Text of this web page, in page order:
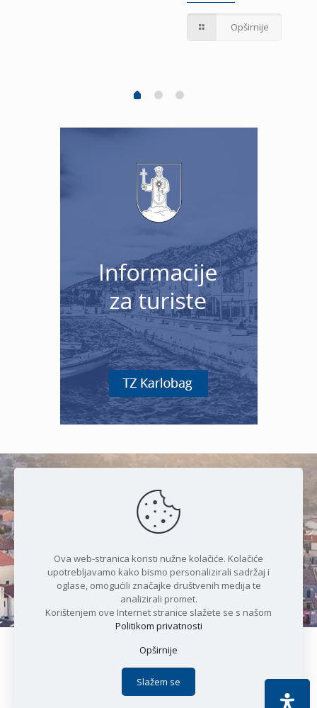
Opširnije
Čudesan spoj kristalnog mora i
prirode
Copyright © 2021 Općina Karlobag | Sva prava pridržana |
Politika privatnosti
Apoc IT
Ova web-stranica koristi nužne kolačiće. Kolačiće
upotrebljavamo kako bismo personalizirali sadržaj i
oglase, omogućili značajke društvenih medija te
analizirali promet.
Korištenjem ove Internet stranice slažete se s našom
Politikom privatnosti
Opširnije
Slažem se